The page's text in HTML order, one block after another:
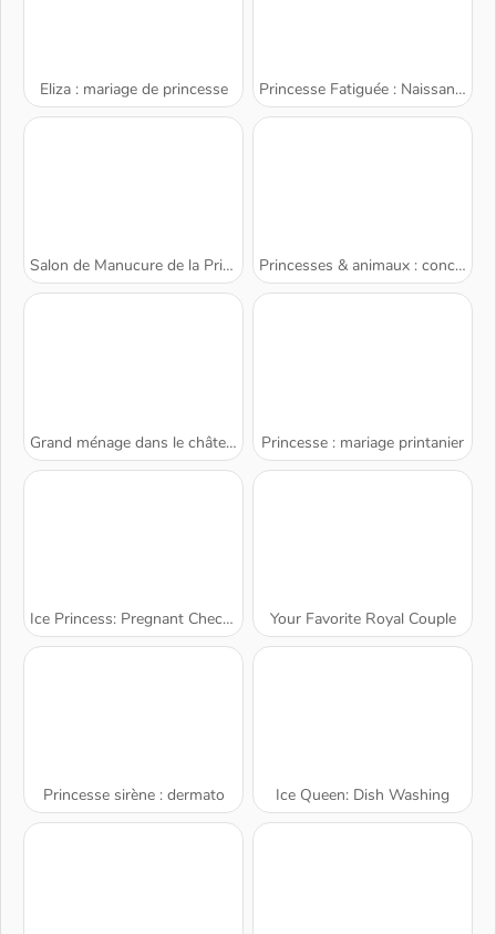
Eliza : mariage de princesse Princesse Fatiguée : Naissance des Jumeaux
Salon de Manucure de la Princesse Annie Princesses & animaux : concours photos
Grand ménage dans le château de glace Princesse : mariage printanier
Ice Princess: Pregnant Checkup Your Favorite Royal Couple
Princesse sirène : dermato Ice Queen: Dish Washing